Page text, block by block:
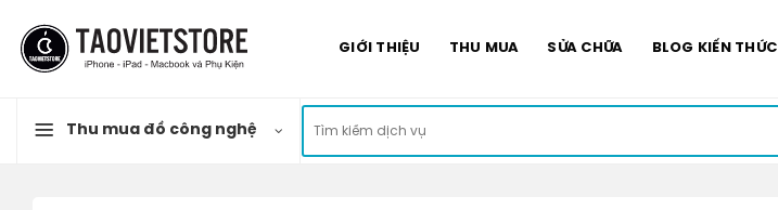
content
GIỚI THIỆU THU MUA SỬA CHỮA BLOG KIẾN THỨC
Thu mua đồ công nghệ
kiếm: